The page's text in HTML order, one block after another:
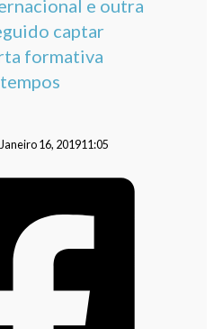
e outra
captar
formativa
Janeiro 16, 201911:05